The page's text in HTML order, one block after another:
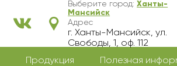
Выберите город:Ханты-
Мансийск
Адрес
г. Ханты-Мансийск, ул.
Свободы, 1, оф. 112
Продукция Полезная